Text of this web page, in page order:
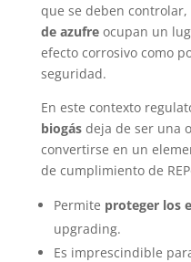
que se deben controlar,
de azufreocupan un
efecto corrosivo como
seguridad.
En este contexto
biogásdeja de ser una
convertirse en un
de cumplimiento de
Permite proteger los
upgrading.
Es imprescindible